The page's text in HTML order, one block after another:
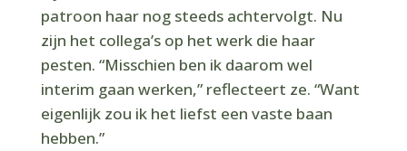
patroon haar nog steeds achtervolgt. Nu
zijn het collega’s op het werk die haar
pesten. “Misschien ben ik daarom wel
interim gaan werken,” reflecteert ze. “Want
eigenlijk zou ik het liefst een vaste baan
hebben.”